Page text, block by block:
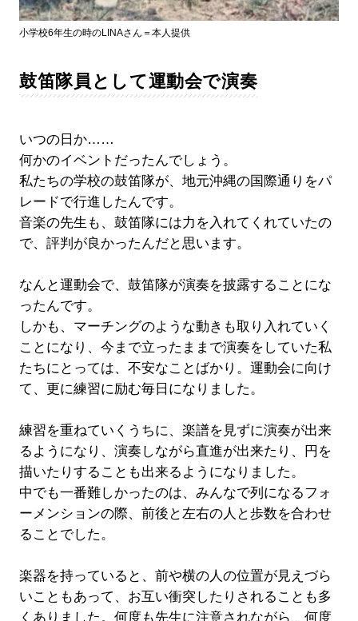
小学校6年生の時のLINAさん＝本人提供
鼓笛隊員として運動会で演奏
いつの日か……
何かのイベントだったんでしょう。
私たちの学校の鼓笛隊が、地元沖縄の国際通りをパ
レードで行進したんです。
音楽の先生も、鼓笛隊には力を入れてくれていたの
で、評判が良かったんだと思います。
なんと運動会で、鼓笛隊が演奏を披露することにな
ったんです。
しかも、マーチングのような動きも取り入れていく
ことになり、今まで立ったままで演奏をしていた私
たちにとっては、不安なことばかり。運動会に向け
て、更に練習に励む毎日になりました。
練習を重ねていくうちに、楽譜を見ずに演奏が出来
るようになり、演奏しながら直進が出来たり、円を
描いたりすることも出来るようになりました。
中でも一番難しかったのは、みんなで列になるフォ
ーメンションの際、前後と左右の人と歩数を合わせ
ることでした。
楽器を持っていると、前や横の人の位置が見えづら
いこともあって、お互い衝突したりされることも多
くありました。何度も先生に注意されながら、何度